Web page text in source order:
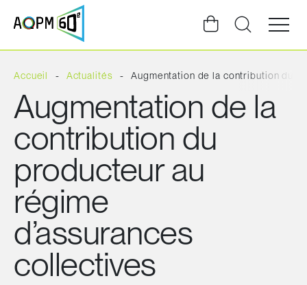
Ouvrir
la
du
Accueil Actualités Augmentation de la contribution du
Augmentation de la
contribution du
producteur au
régime
d’assurances
collectives